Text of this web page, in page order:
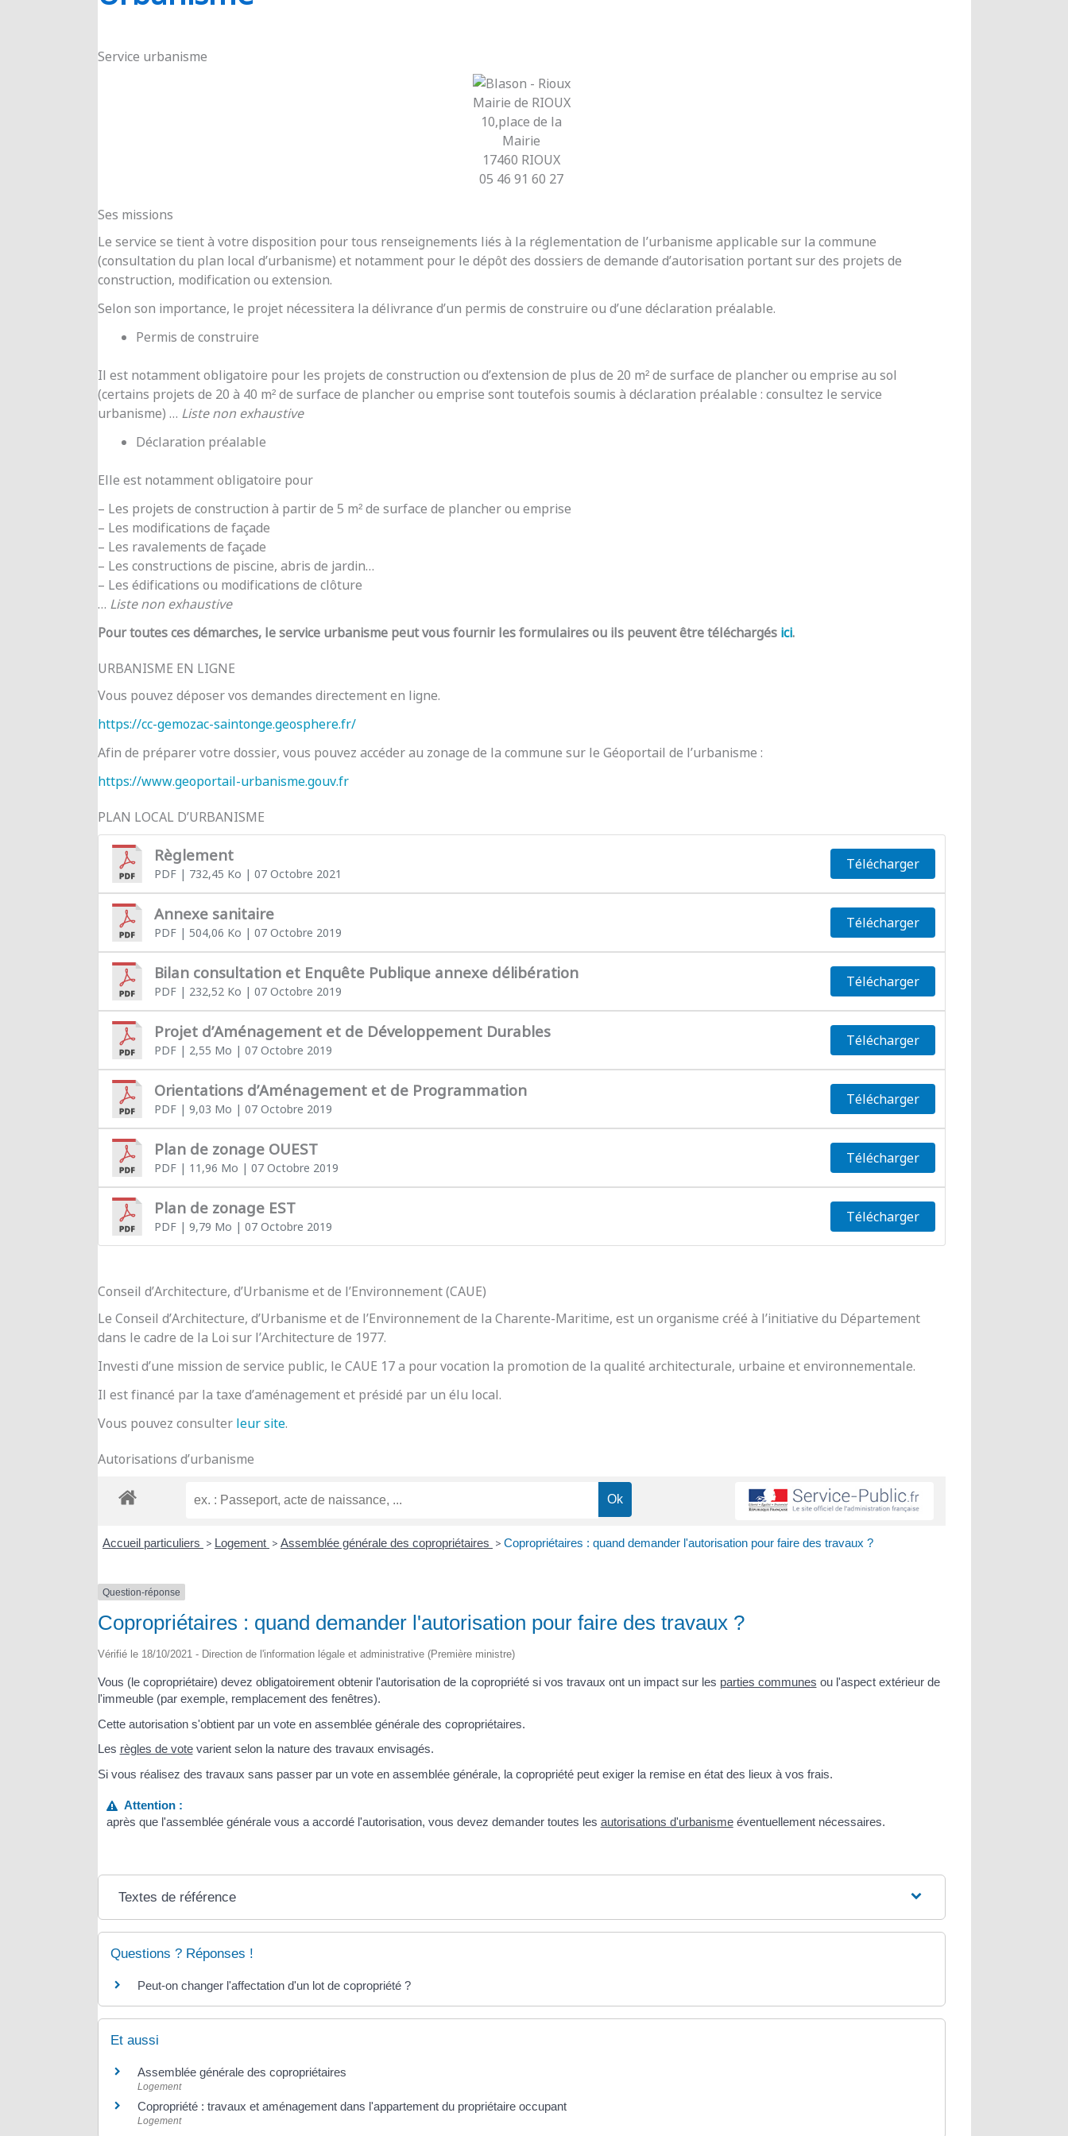
Service urbanisme
Mairie de RIOUX
10,place de la
Mairie
17460 RIOUX
05 46 91 60 27
Ses missions
Le service se tient à votre disposition pour tous renseignements liés à la réglementation de l’urbanisme applicable sur la commune
(consultation du plan local d’urbanisme) et notamment pour le dépôt des dossiers de demande d’autorisation portant sur des projets de
construction, modification ou extension.
Selon son importance, le projet nécessitera la délivrance d’un permis de construire ou d’une déclaration préalable.
Permis de construire
Il est notamment obligatoire pour les projets de construction ou d’extension de plus de 20 m² de surface de plancher ou emprise au sol
(certains projets de 20 à 40 m² de surface de plancher ou emprise sont toutefois soumis à déclaration préalable : consultez le service
urbanisme) … Liste non exhaustive
Déclaration préalable
Elle est notamment obligatoire pour
– Les projets de construction à partir de 5 m² de surface de plancher ou emprise
– Les modifications de façade
– Les ravalements de façade
– Les constructions de piscine, abris de jardin…
– Les édifications ou modifications de clôture
… Liste non exhaustive
Pour toutes ces démarches, le service urbanisme peut vous fournir les formulaires ou ils peuvent être téléchargés ici.
URBANISME EN LIGNE
Vous pouvez déposer vos demandes directement en ligne.
https://cc-gemozac-saintonge.geosphere.fr/
Afin de préparer votre dossier, vous pouvez accéder au zonage de la commune sur le Géoportail de l’urbanisme :
https://www.geoportail-urbanisme.gouv.fr
PLAN LOCAL D’URBANISME
Règlement
PDF| 732,45 Ko | 07 Octobre 2021
Télécharger
Annexe sanitaire
PDF| 504,06 Ko | 07 Octobre 2019
Télécharger
Bilan consultation et Enquête Publique annexe délibération
PDF| 232,52 Ko | 07 Octobre 2019
Télécharger
Projet d’Aménagement et de Développement Durables
PDF| 2,55 Mo | 07 Octobre 2019
Télécharger
Orientations d’Aménagement et de Programmation
PDF| 9,03 Mo | 07 Octobre 2019
Télécharger
Plan de zonage OUEST
PDF| 11,96 Mo | 07 Octobre 2019
Télécharger
Plan de zonage EST
PDF| 9,79 Mo | 07 Octobre 2019
Télécharger
Conseil d’Architecture, d’Urbanisme et de l’Environnement (CAUE)
Le Conseil d’Architecture, d’Urbanisme et de l’Environnement de la Charente-Maritime, est un organisme créé à l’initiative du Département
dans le cadre de la Loi sur l’Architecture de 1977.
Investi d’une mission de service public, le CAUE 17 a pour vocation la promotion de la qualité architecturale, urbaine et environnementale.
Il est financé par la taxe d’aménagement et présidé par un élu local.
Vous pouvez consulter leur site.
Autorisations d’urbanisme
Accueil particuliers > Logement > Assemblée générale des copropriétaires > Copropriétaires : quand demander l'autorisation pour faire des travaux ?
Question-réponse
Copropriétaires : quand demander l'autorisation pour faire des travaux ?
Vérifié le 18/10/2021 - Direction de l'information légale et administrative (Première ministre)
Vous (le copropriétaire) devez obligatoirement obtenir l'autorisation de la copropriété si vos travaux ont un impact sur les parties communes ou l'aspect extérieur de
l'immeuble (par exemple, remplacement des fenêtres).
Cette autorisation s'obtient par un vote en assemblée générale des copropriétaires.
Les règles de votevarient selon la nature des travaux envisagés.
Si vous réalisez des travaux sans passer par un vote en assemblée générale, la copropriété peut exiger la remise en état des lieux à vos frais.
Attention :
après que l'assemblée générale vous a accordé l'autorisation, vous devez demander toutes les autorisations d'urbanismeéventuellement nécessaires.
Textes de référence
Questions ? Réponses !
Peut-on changer l'affectation d'un lot de copropriété ?
Et aussi
Assemblée générale des copropriétaires
Logement
Copropriété : travaux et aménagement dans l'appartement du propriétaire occupant
Logement